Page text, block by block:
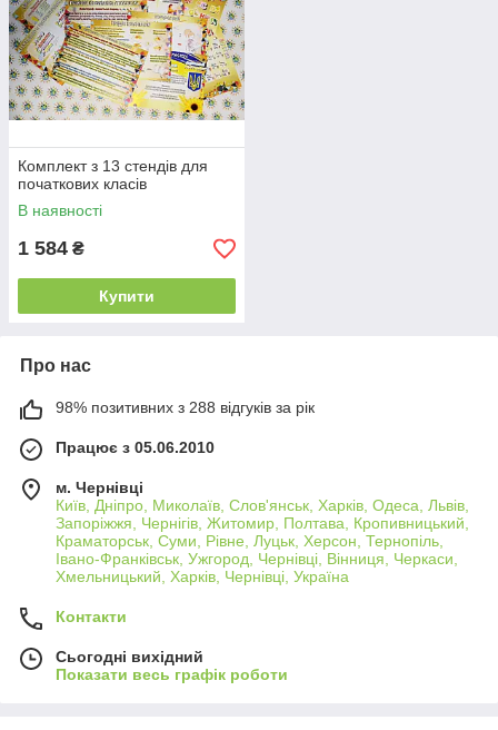
Комплект з 13 стендів для
початкових класів
В наявності
1 584 ₴
Купити
Про нас
98% позитивних з 288 відгуків за рік
Працює з 05.06.2010
м. Чернівці
Київ, Дніпро, Миколаїв, Слов'янськ, Харків, Одеса, Львів,
Запоріжжя, Чернігів, Житомир, Полтава, Кропивницький,
Краматорськ, Суми, Рівне, Луцьк, Херсон, Тернопіль,
Івано-Франківськ, Ужгород, Чернівці, Вінниця, Черкаси,
Хмельницький, Харків, Чернівці, Україна
Контакти
Сьогодні вихідний
Показати весь графік роботи